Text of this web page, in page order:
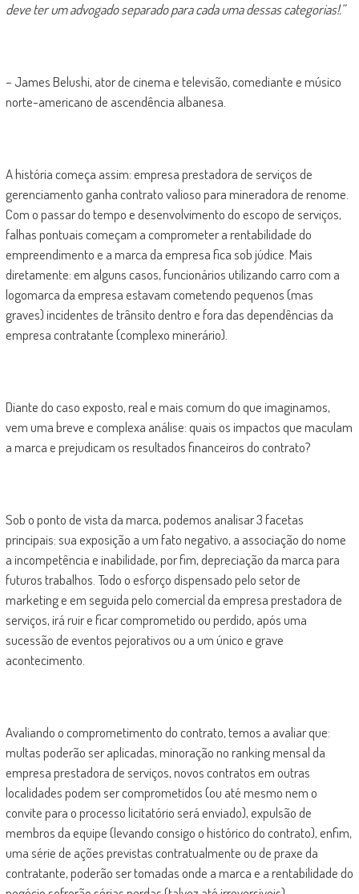
deve ter um advogado separado para cada uma dessas categorias!.”
– James Belushi, ator de cinema e televisão, comediante e músico
norte-americano de ascendência albanesa.
A história começa assim: empresa prestadora de serviços de
gerenciamento ganha contrato valioso para mineradora de renome.
Com o passar do tempo e desenvolvimento do escopo de serviços,
falhas pontuais começam a comprometer a rentabilidade do
empreendimento e a marca da empresa fica sob júdice. Mais
diretamente: em alguns casos, funcionários utilizando carro com a
logomarca da empresa estavam cometendo pequenos (mas
graves) incidentes de trânsito dentro e fora das dependências da
empresa contratante (complexo minerário).
Diante do caso exposto, real e mais comum do que imaginamos,
vem uma breve e complexa análise: quais os impactos que maculam
a marca e prejudicam os resultados financeiros do contrato?
Sob o ponto de vista da marca, podemos analisar 3 facetas
principais: sua exposição a um fato negativo, a associação do nome
a incompetência e inabilidade, por fim, depreciação da marca para
futuros trabalhos. Todo o esforço dispensado pelo setor de
marketing e em seguida pelo comercial da empresa prestadora de
serviços, irá ruir e ficar comprometido ou perdido, após uma
sucessão de eventos pejorativos ou a um único e grave
acontecimento.
Avaliando o comprometimento do contrato, temos a avaliar que:
multas poderão ser aplicadas, minoração no ranking mensal da
empresa prestadora de serviços, novos contratos em outras
localidades podem ser comprometidos (ou até mesmo nem o
convite para o processo licitatório será enviado), expulsão de
membros da equipe (levando consigo o histórico do contrato), enfim,
uma série de ações previstas contratualmente ou de praxe da
contratante, poderão ser tomadas onde a marca e a rentabilidade do